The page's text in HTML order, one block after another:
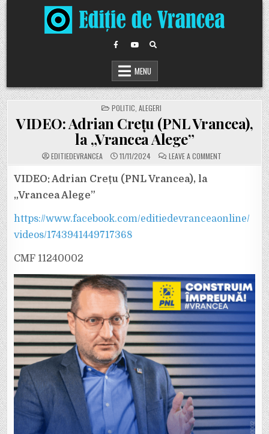
Skip
to
content
MENU
POSTED
IN
POLITIC ALEGERI
VIDEO: Adrian Crețu (PNL Vrancea),
la „Vrancea Alege”
EDITIEDEVRANCEA 11/11/2024 LEAVE A COMMENTON
VIDEO:
ALEGE”
VIDEO: Adrian Crețu (PNL Vrancea), la
„Vrancea Alege”
https://www.facebook.com/editiedevranceaonline/
videos/1743941449717368
CMF 11240002